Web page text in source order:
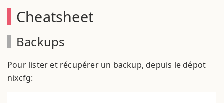
Cheatsheet
Backups
Pour lister et récupérer un backup, depuis le dépot
nixcfg: